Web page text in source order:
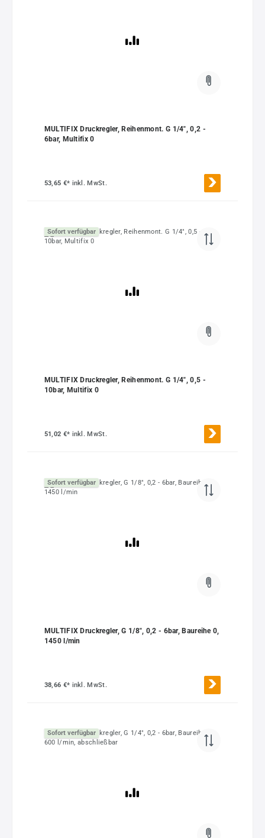
MULTIFIX Druckregler, Reihenmont. G 1/4", 0,2 -
6bar, Multifix 0
53,65 €* inkl. MwSt.
Sofort verfügbar
MULTIFIX Druckregler, Reihenmont. G 1/4", 0,5 -
10bar, Multifix 0
51,02 €* inkl. MwSt.
Sofort verfügbar
MULTIFIX Druckregler, G 1/8", 0,2 - 6bar, Baureihe 0,
1450 l/min
38,66 €* inkl. MwSt.
Sofort verfügbar